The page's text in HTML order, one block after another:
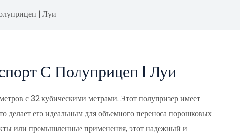
| Луи
С Полуприцеп | Луи
с 32 кубическими метрами. Этот полупризер имеет
делает его идеальным для объемного переноса порошковых
или промышленные применения, этот надежный и